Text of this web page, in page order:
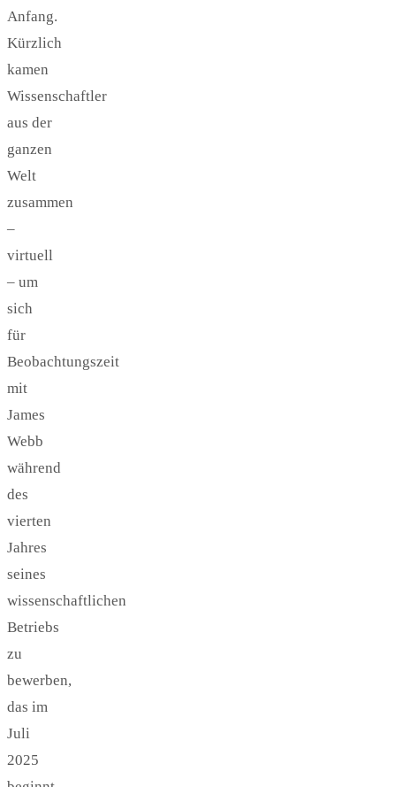
Anfang.
Kürzlich
kamen
Wissenschaftler
aus der
ganzen
Welt
zusammen
–
virtuell
– um
sich
für
Beobachtungszeit
mit
James
Webb
während
des
vierten
Jahres
seines
wissenschaftlichen
Betriebs
zu
bewerben,
das im
Juli
2025